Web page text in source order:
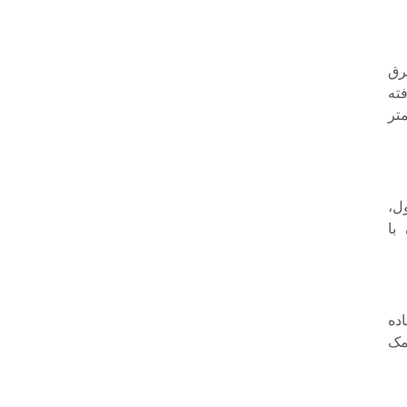
کاهش یافته
با